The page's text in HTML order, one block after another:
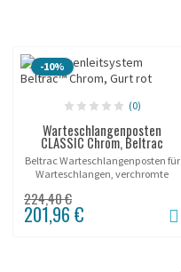
-10%
(0)
Warteschlangenposten
CLASSIC Chrom, Beltrac
Beltrac Warteschlangenposten für
Warteschlangen, verchromte
224,40 €
201,96 €